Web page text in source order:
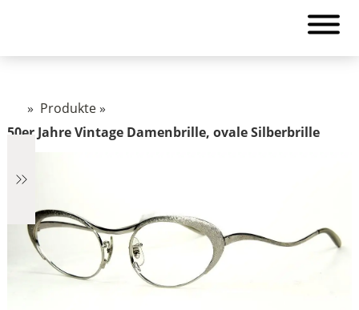
» Produkte»
50er Jahre Vintage Damenbrille, ovale Silberbrille